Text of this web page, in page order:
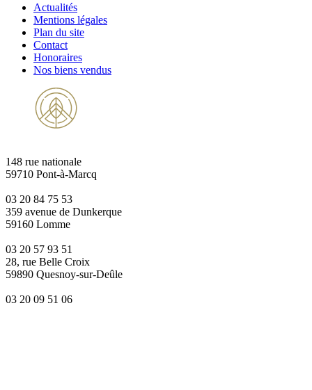
Actualités
Mentions légales
Plan du site
Contact
Honoraires
Nos biens vendus
148 rue nationale
59710 Pont-à-Marcq
03 20 84 75 53
359 avenue de Dunkerque
59160 Lomme
03 20 57 93 51
28, rue Belle Croix
59890 Quesnoy-sur-Deûle
03 20 09 51 06